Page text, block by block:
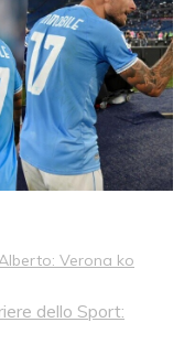
Verona ko
dello Sport: